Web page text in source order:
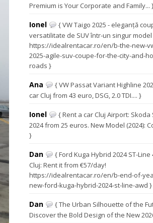
Premium is Your Corporate and Family...
Ionel
{ VW Taigo 2025 - eleganță
versatilitate de SUV într-un singur model
https://idealrentacar.ro/en/b-the-new-
2025-agile-suv-coupe-for-the-city-and-
roads }
Ana
{ VW Passat Variant Highline
car Cluj from 43 euro, DSG, 2.0 TDI.... }
Ionel
{ Rent a car Cluj Airport: Skoda
2024 from 25 euros. New Model (2024):
}
Dan
{ Ford Kuga Hybrid 2024 ST-Line
Cluj: Rent it from €57/day!
https://idealrentacar.ro/en/b-end-of-
new-ford-kuga-hybrid-2024-st-line-awd }
Dan
{ The Urban Silhouette of the
Discover the Bold Design of the New